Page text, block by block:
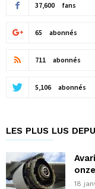
37,600 fans
65 abonnés
711 abonnés
5,106 abonnés
LES PLUS LUS
18